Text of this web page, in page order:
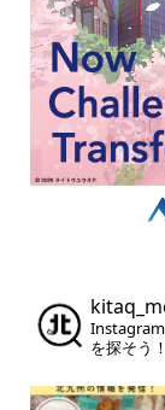
を探そう！